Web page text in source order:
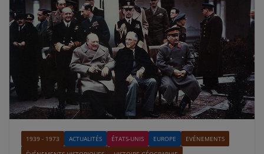
1939 - 1973 ACTUALITÉS ÉTATS-UNIS EUROPE
EVÉNEMENTS